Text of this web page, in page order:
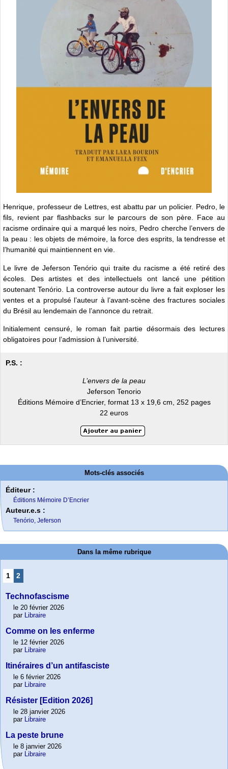
Henrique, professeur de Lettres, est abattu par un policier. Pedro, le
fils, revient par flashbacks sur le parcours de son père. Face au
racisme ordinaire qui a marqué les noirs, Pedro cherche l’envers de
la peau : les objets de mémoire, la force des esprits, la tendresse et
l’humanité qui maintiennent en vie.
Le livre de Jeferson Tenório qui traite du racisme a été retiré des
écoles. Des artistes et des intellectuels ont lancé une pétition
soutenant Tenório. La controverse autour du livre a fait exploser les
ventes et a propulsé l’auteur à l’avant-scène des fractures sociales
du Brésil au lendemain de l’annonce du retrait.
Initialement censuré, le roman fait partie désormais des lectures
obligatoires pour l’admission à l’université.
P.S. :
L’envers de la peau
Jeferson Tenorio
Éditions Mémoire d’Encrier, format 13 x 19,6 cm, 252 pages
22 euros
Mots-clés associés
Éditeur :
Éditions Mémoire D’Encrier
Auteur.e.s :
Tenório, Jeferson
Dans la même rubrique
1 2
Technofascisme
le 20 février 2026
par Libraire
Comme on les enferme
le 12 février 2026
par Libraire
Itinéraires d’un antifasciste
le 6 février 2026
par Libraire
Résister [Edition 2026]
le 28 janvier 2026
par Libraire
La peste brune
le 8 janvier 2026
par Libraire